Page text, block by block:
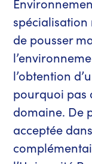
spécialisation
de pousser
l’obtention
pourquoi pas
domaine. De
acceptée